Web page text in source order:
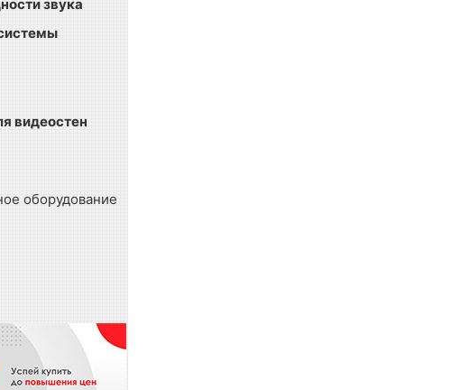
звука
видеостен
оборудование